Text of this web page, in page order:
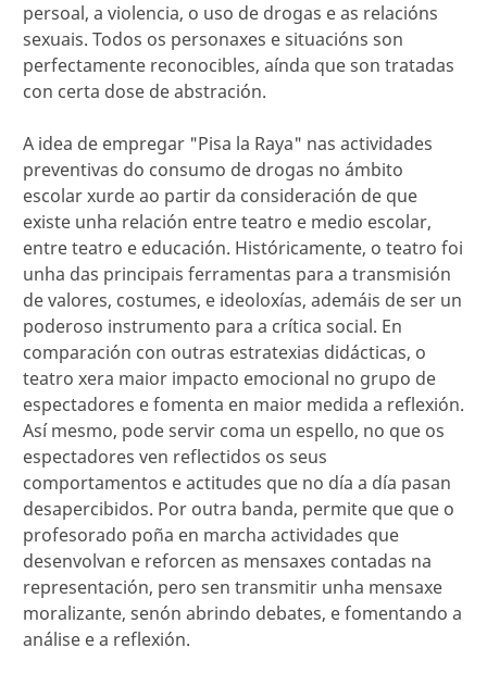
persoal, a violencia, o uso de drogas e as relacións
sexuais. Todos os personaxes e situacións son
perfectamente reconocibles, aínda que son tratadas
con certa dose de abstración.
A idea de empregar "Pisa la Raya" nas actividades
preventivas do consumo de drogas no ámbito
escolar xurde ao partir da consideración de que
existe unha relación entre teatro e medio escolar,
entre teatro e educación. Históricamente, o teatro foi
unha das principais ferramentas para a transmisión
de valores, costumes, e ideoloxías, ademáis de ser un
poderoso instrumento para a crítica social. En
comparación con outras estratexias didácticas, o
teatro xera maior impacto emocional no grupo de
espectadores e fomenta en maior medida a reflexión.
Así mesmo, pode servir coma un espello, no que os
espectadores ven reflectidos os seus
comportamentos e actitudes que no día a día pasan
desapercibidos. Por outra banda, permite que que o
profesorado poña en marcha actividades que
desenvolvan e reforcen as mensaxes contadas na
representación, pero sen transmitir unha mensaxe
moralizante, senón abrindo debates, e fomentando a
análise e a reflexión.